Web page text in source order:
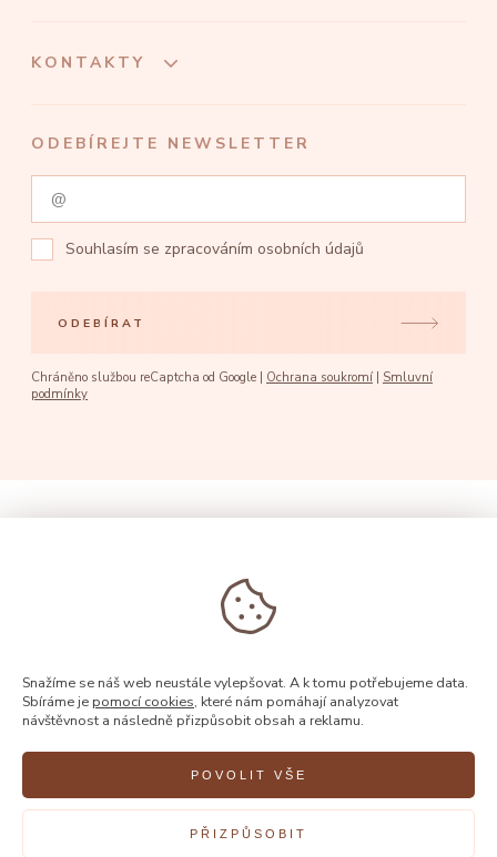
KONTAKTY
ODEBÍREJTE NEWSLETTER
Souhlasím se zpracováním osobních údajů
ODEBÍRAT
Chráněno službou reCaptcha od Google | Ochrana soukromí
Smluvní
podmínky
Snažíme se náš web neustále vylepšovat. A k tomu potřebujeme data.
Sbíráme je pomocí cookies, které nám pomáhají analyzovat
návštěvnost a následně přizpůsobit obsah a reklamu.
PŘIZPŮSOBIT
POVOLIT VŠE